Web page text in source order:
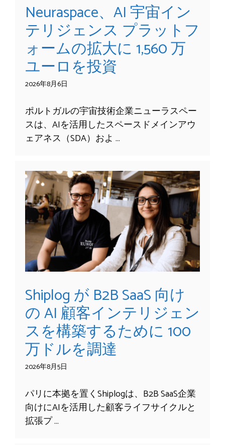
Neuraspace、AI 宇宙イン
テリジェンス プラットフ
ォームの拡大に 1,560 万
ユーロを投資
2026年8月6日
ポルトガルの宇宙技術企業ニューラスペー
スは、AIを活用したスペースドメインアウ
ェアネス（SDA）およ …
Shiplog が B2B SaaS 向け
の AI 顧客インテリジェン
スを構築するために 100
万ドルを調達
2026年8月5日
パリに本拠を置くShiplogは、B2B SaaS企業
向けにAIを活用した顧客ライフサイクルと
拡張プ …